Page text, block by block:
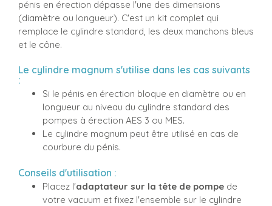
pénis en érection dépasse l'une des dimensions
(diamètre ou longueur). C'est un kit complet qui
remplace le cylindre standard, les deux manchons bleus
et le cône.
Le cylindre magnum s'utilise dans les cas suivants
:
Si le pénis en érection bloque en diamètre ou en
longueur au niveau du cylindre standard des
pompes à érection AES 3 ou MES.
Le cylindre magnum peut être utilisé en cas de
courbure du pénis.
Conseils d'utilisation :
Placez l'adaptateur sur la tête de pompe de
votre vacuum et fixez l'ensemble sur le cylindre